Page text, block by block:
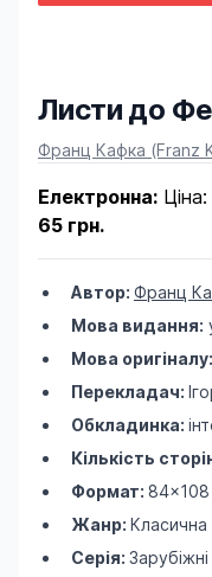
Листи до
Product information
Франц Кафка (Franz
Електронна: Ціна:
65 грн.
Автор: Франц
Мова видання:
Мова оригіналу:
Перекладач:
Обкладинка:
Кількість
Формат: 84×108
Жанр: Класична
Серія: